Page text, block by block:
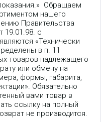
Обращаем
нашего
Правительства
19.01.98. с
«Технически
в п. 11
товаров надлежащего
или обмену на
формы, габарита,
Обязательно
вами товар в
ссылку на полный
не производится.